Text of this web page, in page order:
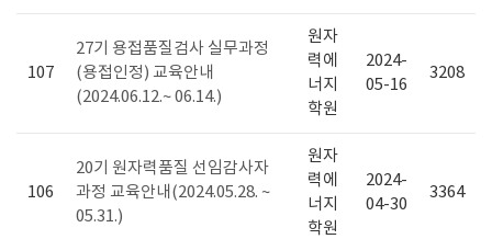
107
27기 용접품질검사 실무과정
(용접인정) 교육안내
(2024.06.12.~ 06.14.)
원자
력에
너지
학원
2024-
05-16
3208
106
20기 원자력품질 선임감사자
과정 교육안내(2024.05.28. ~
05.31.)
원자
력에
너지
학원
2024-
04-30
3364